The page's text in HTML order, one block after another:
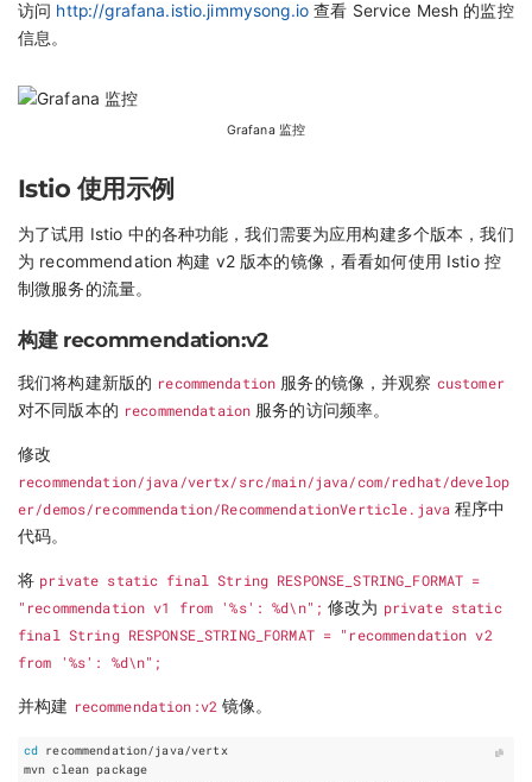
访问 http://grafana.istio.jimmysong.io 查看 Service Mesh 的监控
信息。
Grafana 监控
Istio 使用示例
为了试用 Istio 中的各种功能，我们需要为应用构建多个版本，我们
为 recommendation 构建 v2 版本的镜像，看看如何使用 Istio 控
制微服务的流量。
构建 recommendation:v2
我们将构建新版的 recommendation 服务的镜像，并观察 customer
对不同版本的 recommendataion 服务的访问频率。
修改
recommendation/java/vertx/src/main/java/com/redhat/develop
er/demos/recommendation/RecommendationVerticle.java 程序中
代码。
将 private static final String RESPONSE_STRING_FORMAT =
"recommendation v1 from '%s': %d\n"; 修改为 private static
final String RESPONSE_STRING_FORMAT = "recommendation v2
from '%s': %d\n";
并构建 recommendation:v2 镜像。
cd
recommendation/java/vertx